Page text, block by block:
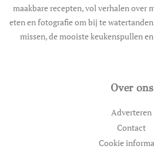
maakbare recepten, vol verhalen over
eten en fotografie om bij te
missen, de mooiste keukenspullen
Over ons
Adverteren
Contact
Cookie